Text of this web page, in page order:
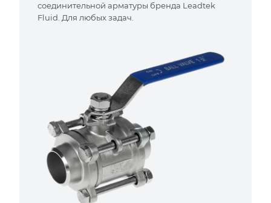
соединительной арматуры бренда Leadtek
Fluid. Для любых задач.